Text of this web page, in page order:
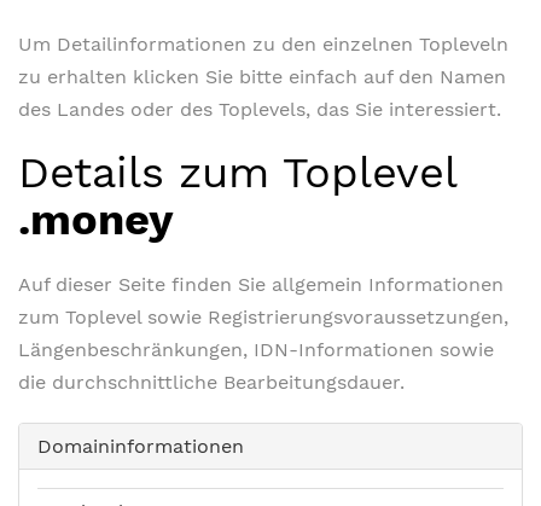
Um Detailinformationen zu den einzelnen Topleveln
zu erhalten klicken Sie bitte einfach auf den Namen
des Landes oder des Toplevels, das Sie interessiert.
Details zum Toplevel
.money
Auf dieser Seite finden Sie allgemein Informationen
zum Toplevel sowie Registrierungsvoraussetzungen,
Längenbeschränkungen, IDN-Informationen sowie
die durchschnittliche Bearbeitungsdauer.
Domaininformationen